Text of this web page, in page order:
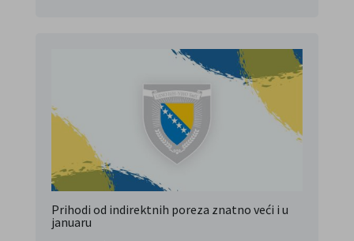
Prihodi od indirektnih poreza znatno veći i u
januaru